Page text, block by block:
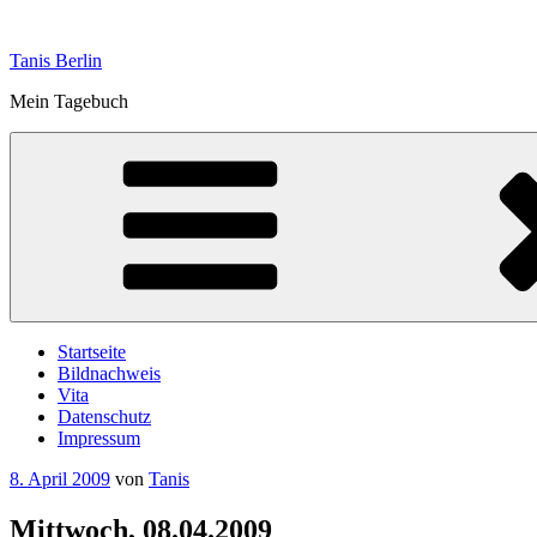
springen
Tanis Berlin
Mein Tagebuch
Startseite
Bildnachweis
Vita
Datenschutz
Impressum
Veröffentlicht
8. April 2009 von Tanis
Mittwoch, 08.04.2009